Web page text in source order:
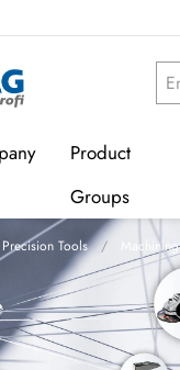
Product
Groups
Precision Tools Machining